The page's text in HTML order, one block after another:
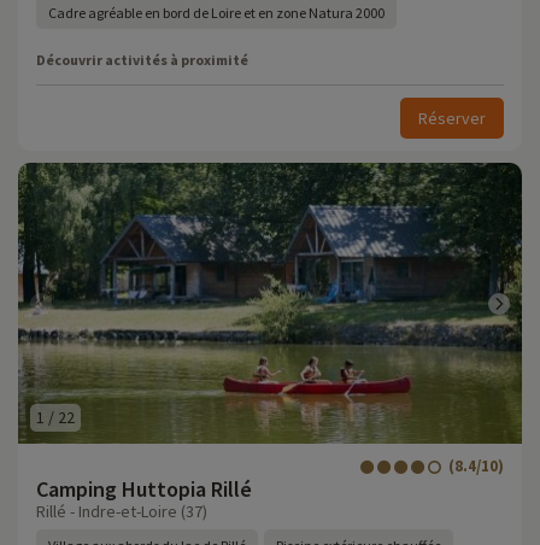
Cadre agréable en bord de Loire et en zone Natura 2000
Découvrir activités à proximité
Réserver
1 / 22
Camping Huttopia Rillé
(8.4/10)
Rillé - Indre-et-Loire (37)